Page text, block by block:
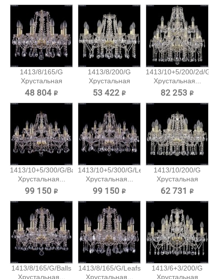
1413/8/165/G
Хрустальная
подвесная...
48 804 ₽
1413/8/200/G
Хрустальная
подвесная...
53 422 ₽
1413/10+5/200/2d/G
Хрустальная...
82 253 ₽
1413/10+5/300/G/Balls
Хрустальная...
99 150 ₽
1413/10+5/300/G/Leafs
Хрустальная...
99 150 ₽
1413/10/200/G
Хрустальная
подвесная...
62 731 ₽
1413/8/165/G/Balls
Хрустальная...
1413/8/165/G/Leafs
Хрустальная...
1413/6+3/200/G
Хрустальная